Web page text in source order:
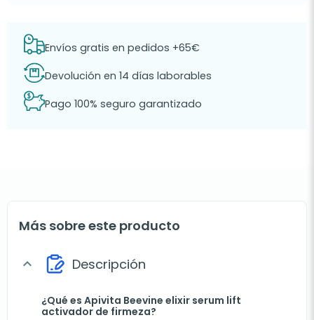
Envíos gratis en pedidos +65€
Devolución en 14 días laborables
Pago 100% seguro garantizado
Más sobre este producto
expand_more Descripción
¿Qué es Apivita Beevine elixir serum lift
activador de firmeza?